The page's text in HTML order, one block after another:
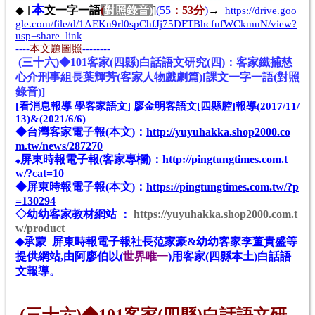
◆ [本文一字一語(對照錄音)](55 ：53分)→ https://drive.goo
gle.com/file/d/1AEKn9rl0spChfJj75DFTBhcfufWCkmuN/view?
usp=share_link
----本文題圖照--------
(三十六)◆101客家(四縣)白話語文研究(四)：客家鐵捕慈
心介刑事組長葉輝芳(客家人物戲劇篇)[課文一字一語(對照
錄音)]
[看消息報導 學客家語文] 廖金明客語文[四縣腔]報導(2017/11/
13)&(2021/6/6)
◆台灣客家電子報(本文)： http://yuyuhakka.shop2000.co
m.tw/news/287270
◆屏東時報電子報(客家專欄)： http://pingtungtimes.com.t
w/?cat=10
◆屏東時報電子報(本文)： https://pingtungtimes.com.tw/?p
=130294
◇幼幼客家教材網站 ： https://yuyuhakka.shop2000.com.t
w/product
◆承蒙 屏東時報電子報社長范家豪&幼幼客家李董貴盛等
提供網站,由阿廖伯以(世界唯一)用客家(四縣本土)白話語
文報導。